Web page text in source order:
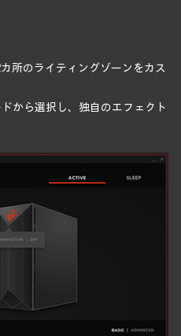
所のライティングゾーンをカス
から選択し、独自のエフェクト